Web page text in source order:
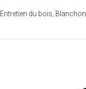
Entretien du bois Blanchon